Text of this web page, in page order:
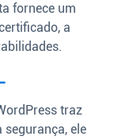
fornece um
a
traz
segurança, ele